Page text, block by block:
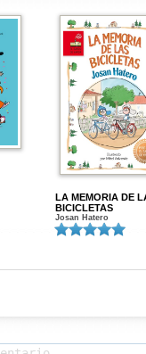
LA MEMORIA DE
BICICLETAS
Josan Hatero